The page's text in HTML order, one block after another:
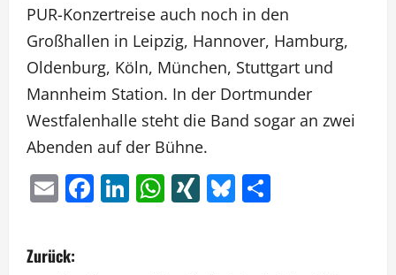
PUR-Konzertreise auch noch in den
Großhallen in Leipzig, Hannover, Hamburg,
Oldenburg, Köln, München, Stuttgart und
Mannheim Station. In der Dortmunder
Westfalenhalle steht die Band sogar an zwei
Abenden auf der Bühne.
EmailFacebook
LinkedIn
WhatsApp
XINGBluesky
B
Zurück: